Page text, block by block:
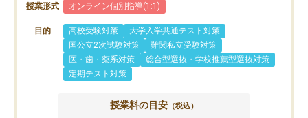
授業形式 オンライン個別指導(1:1)
目的 高校受験対策
大学入学共通テスト対策
国公立2次試験対策
難関私立受験対策
医・歯・薬系対策
総合型選抜・学校推薦型選抜対策
定期テスト対策
授業料の目安 （税込）